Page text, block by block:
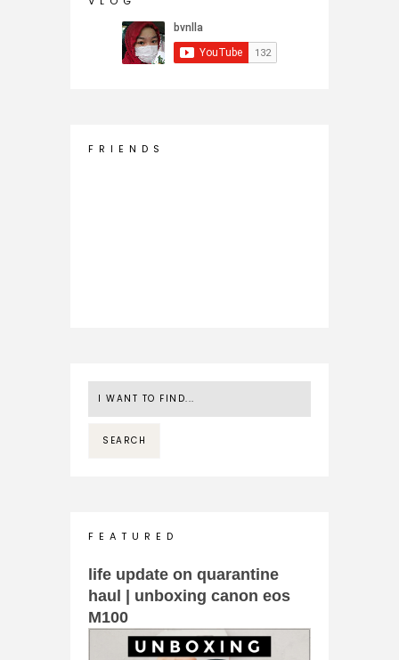
F R I E N D S
F E A T U R E D
life update on quarantine
haul | unboxing canon eos
M100